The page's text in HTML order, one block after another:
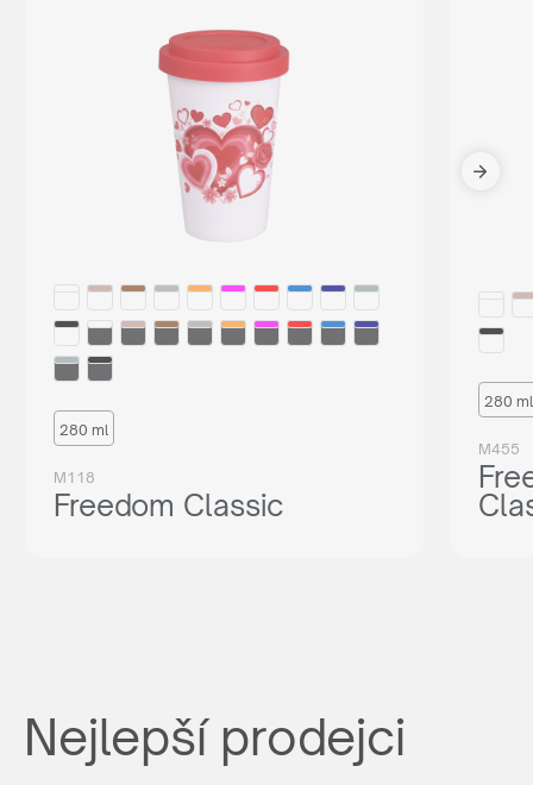
280 ml
M118
Freedom Classic
280 ml
M455
Nejlepší prodejci